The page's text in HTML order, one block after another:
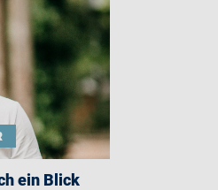
ein Blick